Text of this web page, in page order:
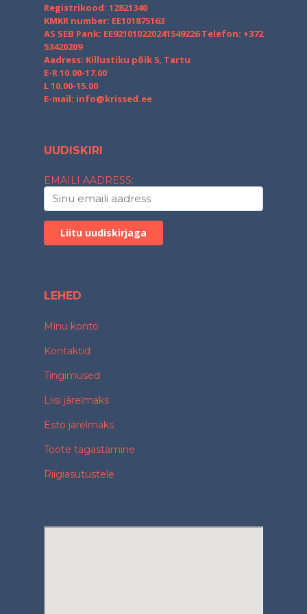
Registrikood: 12821340
KMKR number: EE101875163
AS SEB Pank: EE921010220241549226 Telefon: +372
53420209
Aadress: Killustiku põik 5, Tartu
E-R 10.00-17.00
L 10.00-15.00
E-mail: info@krissed.ee
UUDISKIRI
EMAILI AADRESS:
LEHED
Minu konto
Kontaktid
Tingimused
Liisi järelmaks
Esto järelmaks
Toote tagastamine
Riigiasutustele